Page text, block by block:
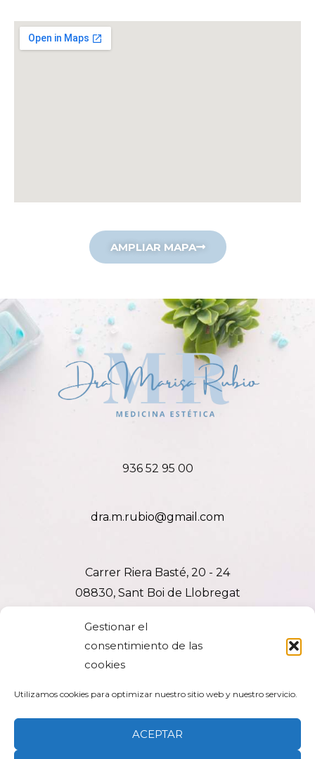
Gestionar el
consentimiento de las
cookies
Utilizamos cookies para optimizar nuestro sitio web y nuestro servicio.
ACEPTAR
AMPLIAR MAPA
936 52 95 00
dra.m.rubio@gmail.com
Carrer Riera Basté, 20 - 24
08830, Sant Boi de Llobregat
n
s
a
r
a
c
b
o
k